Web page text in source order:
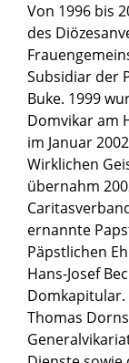
Von 1996 bis
des
Subsidiar der
Buke. 1999
Domvikar am
im Januar
Wirklichen
übernahm
ernannte
Päpstlichen
Hans-Josef
Domkapitular.
Thomas